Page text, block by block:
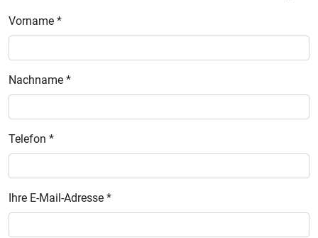
Vorname *
Nachname *
Telefon *
Ihre E-Mail-Adresse *